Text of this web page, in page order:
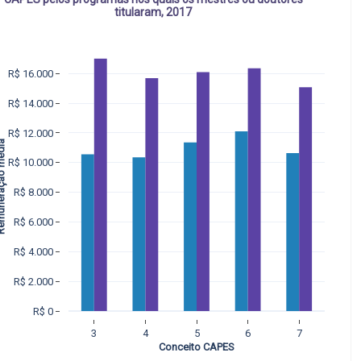
titularam, 2017
3 4 5 6 7
R$ 0
R$ 2.000
R$ 4.000
R$ 6.000
R$ 8.000
R$ 10.000
R$ 12.000
R$ 14.000
R$ 16.000
Conceito CAPES
média